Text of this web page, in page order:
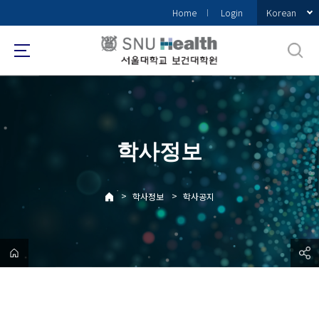
로
메
Home Login Korean
학사정보
> 학사정보 > 학사공지